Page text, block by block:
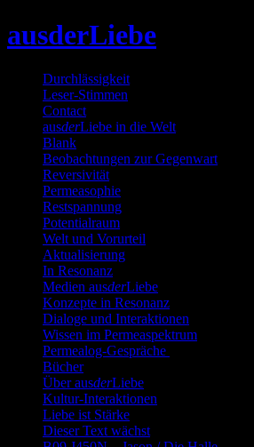
to
ausderLiebe
Durchlässigkeit
Leser-Stimmen
Contact
ausderLiebe in die Welt
Blank
Beobachtungen zur Gegenwart
Reversivität
Permeasophie
Restspannung
Potentialraum
Welt und Vorurteil
Aktualisierung
In Resonanz
Medien ausderLiebe
Konzepte in Resonanz
Dialoge und Interaktionen
Wissen im Permeaspektrum
Permealog-Gespräche
Bücher
Über ausderLiebe
Kultur-Interaktionen
Liebe ist Stärke
Dieser Text wächst